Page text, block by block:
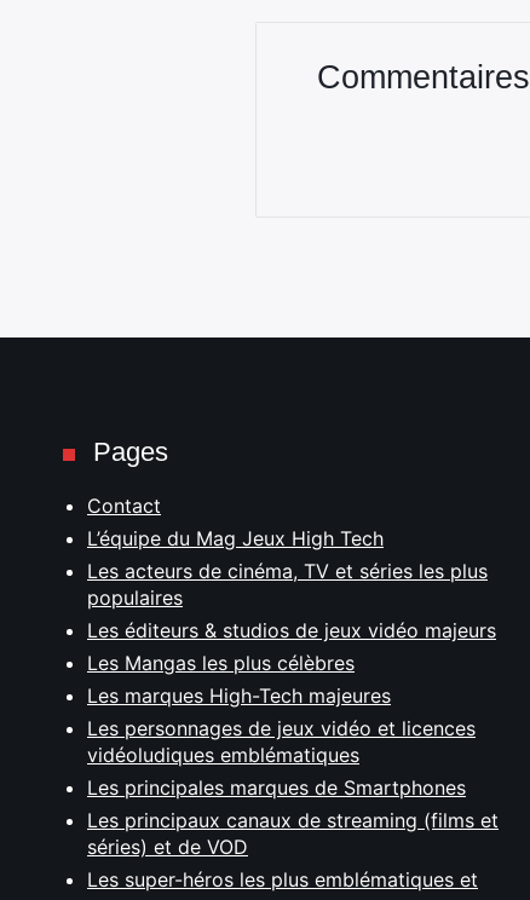
Commentaires
Pages
Contact
L’équipe du Mag Jeux High Tech
Les acteurs de cinéma, TV et séries les plus
populaires
Les éditeurs & studios de jeux vidéo majeurs
Les Mangas les plus célèbres
Les marques High-Tech majeures
Les personnages de jeux vidéo et licences
vidéoludiques emblématiques
Les principales marques de Smartphones
Les principaux canaux de streaming (films et
séries) et de VOD
Les super-héros les plus emblématiques et